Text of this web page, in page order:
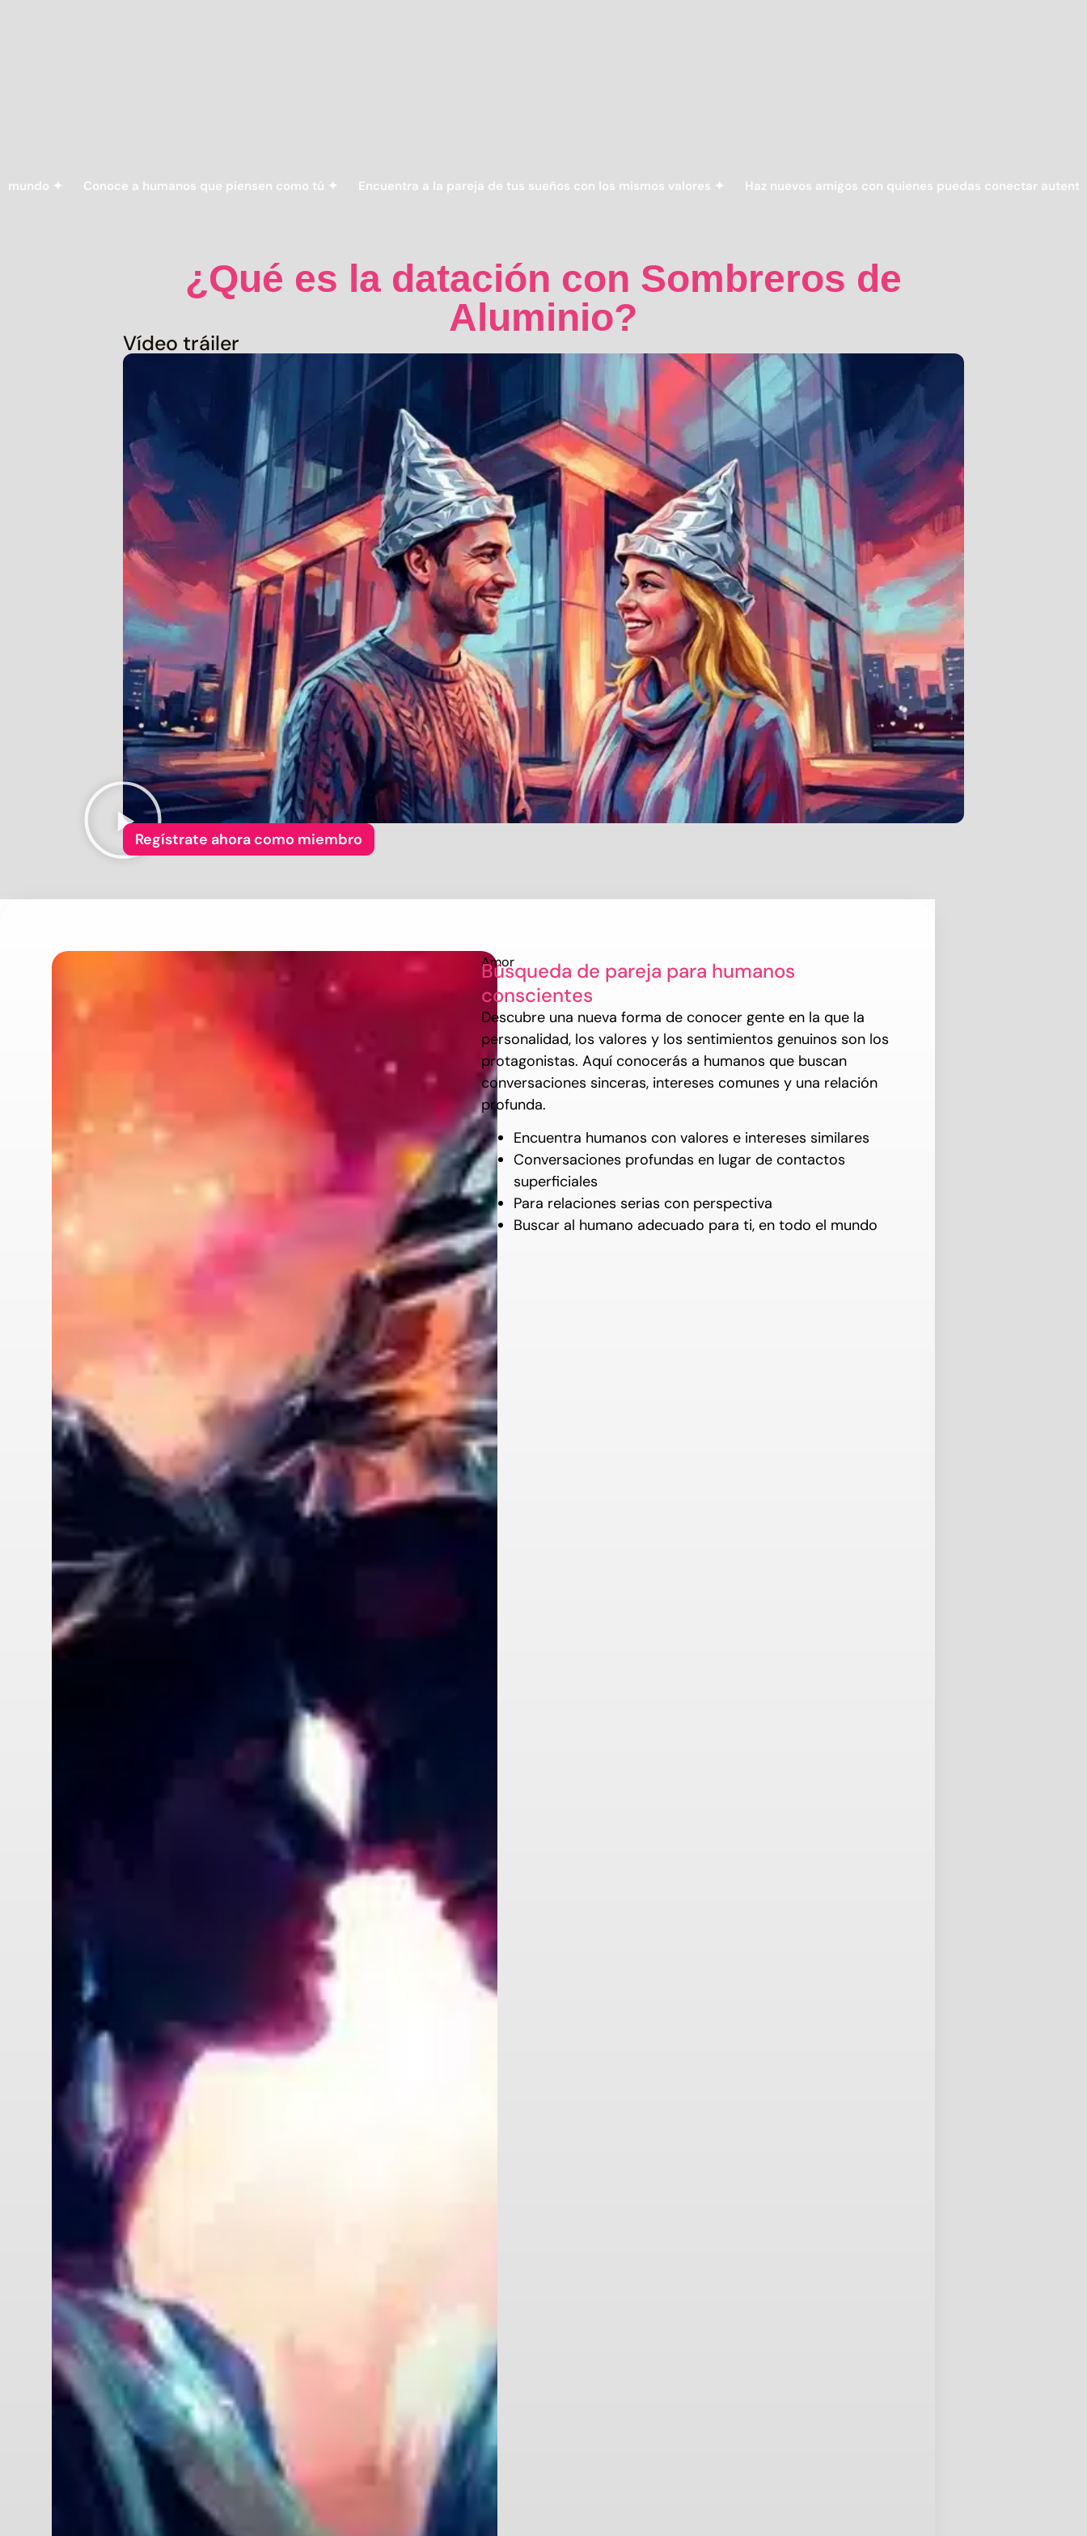
Conoce a humanos que piensen como tú ✦ Encuentra a la pareja de tus sueños con los mismos valores ✦ Haz nuevos amigos con quienes puedas conectar autenticamente
¿Qué es la datación con Sombreros de
Aluminio?
Vídeo tráiler
Regístrate ahora como miembro
Amor
Búsqueda de pareja para humanos
conscientes
Descubre una nueva forma de conocer gente en la que la
personalidad, los valores y los sentimientos genuinos son los
protagonistas. Aquí conocerás a humanos que buscan
conversaciones sinceras, intereses comunes y una relación
profunda.
Encuentra humanos con valores e intereses similares
Conversaciones profundas en lugar de contactos
superficiales
Para relaciones serias con perspectiva
Buscar al humano adecuado para ti, en todo el mundo